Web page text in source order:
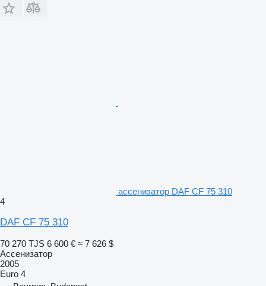
ассенизатор DAF CF 75 310
4
DAF CF 75 310
70 270 TJS 6 600 € ≈ 7 626 $
Ассенизатор
2005
Euro 4